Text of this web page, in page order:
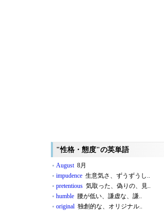
"性格・態度"の英単語
August8月
impudence 生意気さ、ずうずうし..
pretentious 気取った、偽りの、見..
humble 腰が低い、謙虚な、謙..
original 独創的な、オリジナル..